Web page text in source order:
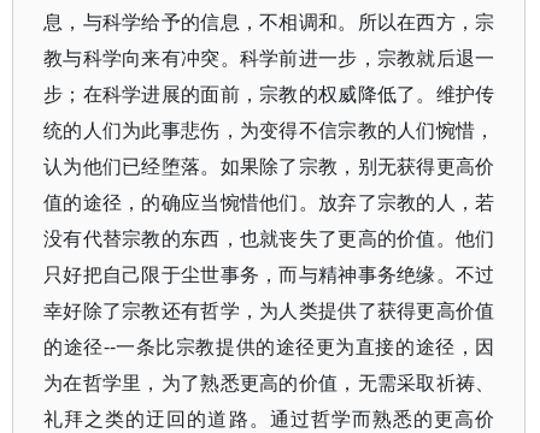
息，与科学给予的信息，不相调和。所以在西方，宗
教与科学向来有冲突。科学前进一步，宗教就后退一
步；在科学进展的面前，宗教的权威降低了。维护传
统的人们为此事悲伤，为变得不信宗教的人们惋惜，
认为他们已经堕落。如果除了宗教，别无获得更高价
值的途径，的确应当惋惜他们。放弃了宗教的人，若
没有代替宗教的东西，也就丧失了更高的价值。他们
只好把自己限于尘世事务，而与精神事务绝缘。不过
幸好除了宗教还有哲学，为人类提供了获得更高价值
的途径--一条比宗教提供的途径更为直接的途径，因
为在哲学里，为了熟悉更高的价值，无需采取祈祷、
礼拜之类的迂回的道路。通过哲学而熟悉的更高价